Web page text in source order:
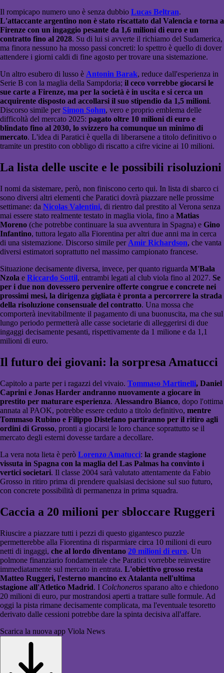
Il rompicapo numero uno è senza dubbio Lucas Beltran.
L'attaccante argentino non è stato riscattato dal Valencia e torna a
Firenze con un ingaggio pesante da 1,6 milioni di euro e un
contratto fino al 2028. Su di lui si avverte il richiamo del Sudamerica,
ma finora nessuno ha mosso passi concreti: lo spettro è quello di dover
attendere i giorni caldi di fine agosto per trovare una sistemazione.
Un altro esubero di lusso è Antonin Barak, reduce dall'esperienza in
Serie B con la maglia della Sampdoria; il ceco vorrebbe giocarsi le
sue carte a Firenze, ma per la società è in uscita e si cerca un
acquirente disposto ad accollarsi il suo stipendio da 1,5 milioni.
Discorso simile per Simon Sohm, vero e proprio emblema delle
difficoltà del mercato 2025: pagato oltre 10 milioni di euro e
blindato fino al 2030, lo svizzero ha comunque un minimo di
mercato. L'idea di Paratici è quella di liberarsene a titolo definitivo o
tramite un prestito con obbligo di riscatto a cifre vicine ai 10 milioni.
La lista delle uscite e le possibili risoluzioni
I nomi da sistemare, però, non finiscono certo qui. In lista di sbarco ci
sono diversi altri elementi che Paratici dovrà piazzare nelle prossime
settimane: da Nicolas Valentini, di rientro dal prestito al Verona senza
mai essere stato realmente testato in maglia viola, fino a Matias
Moreno (che potrebbe continuare la sua avventura in Spagna) e Gino
Infantino, tuttora legato alla Fiorentina per altri due anni ma in cerca
di una sistemazione. Discorso simile per Amir Richardson, che vanta
diversi estimatori soprattutto nel massimo campionato francese.
Situazione decisamente diversa, invece, per quanto riguarda M'Bala
Nzola e Riccardo Sottil, entrambi legati al club viola fino al 2027. Se
per i due non dovessero pervenire offerte congrue e concrete nei
prossimi mesi, la dirigenza gigliata è pronta a percorrere la strada
della risoluzione consensuale del contratto. Una mossa che
comporterà inevitabilmente il pagamento di una buonuscita, ma che sul
lungo periodo permetterà alle casse societarie di alleggerirsi di due
ingaggi decisamente pesanti, rispettivamente da 1 milione e da 1,1
milioni di euro.
Il futuro dei giovani: la sorpresa Amatucci
Capitolo a parte per i ragazzi del vivaio. Tommaso Martinelli, Daniel
Caprini e Jonas Harder andranno nuovamente a giocare in
prestito per maturare esperienza. Alessandro Bianco, dopo l'ottima
annata al PAOK, potrebbe essere ceduto a titolo definitivo, mentre
Tommaso Rubino e Filippo Distefano partiranno per il ritiro agli
ordini di Grosso, pronti a giocarsi le loro chance soprattutto se il
mercato degli esterni dovesse tardare a decollare.
La vera nota lieta è però Lorenzo Amatucci: la grande stagione
vissuta in Spagna con la maglia del Las Palmas ha convinto i
vertici societari. Il classe 2004 sarà valutato attentamente da Fabio
Grosso in ritiro prima di prendere qualsiasi decisione sul suo futuro,
con concrete possibilità di permanenza in prima squadra.
Caccia a 20 milioni per sbloccare Ruggeri
Riuscire a piazzare tutti i pezzi di questo gigantesco puzzle
permetterebbe alla Fiorentina di risparmiare circa 10 milioni di euro
netti di ingaggi, che al lordo diventano 20 milioni di euro. Un
polmone finanziario fondamentale che Paratici vorrebbe reinvestire
immediatamente sul mercato in entrata. L'obiettivo grosso resta
Matteo Ruggeri, l'esterno mancino ex Atalanta nell'ultima
stagione all'Atletico Madrid. I Colchoneros sparano alto e chiedono
20 milioni di euro, pur mostrandosi aperti a trattare sulle formule. Ad
oggi la pista rimane decisamente complicata, ma l'eventuale tesoretto
derivato dalle cessioni potrebbe dare la spinta decisiva all'affare.
Scarica la nuova app Viola News